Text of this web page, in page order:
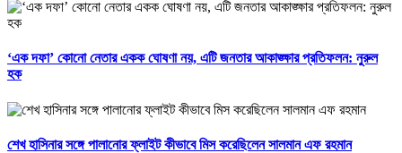
‘এক দফা’ কোনো নেতার একক ঘোষণা নয়, এটি জনতার আকাঙ্ক্ষার প্রতিফলন: নুরুল
হক
শেখ হাসিনার সঙ্গে পালানোর ফ্লাইট কীভাবে মিস করেছিলেন সালমান এফ রহমান